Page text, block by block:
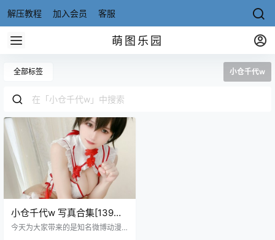
解压教程 加入会员 客服
萌图乐园
全部标签 小仓千代w
小仓千代w 写真合集[139套
+微博图][持续更新]
今天为大家带来的是知名微博动漫